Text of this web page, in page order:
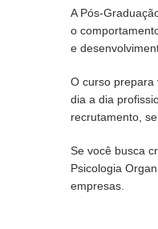
A Pós-
o
e
O curso prepara
dia a dia
recrutamento,
Se você busca
Psicologia
empresas.